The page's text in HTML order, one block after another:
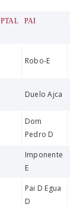
PTAL PAI
Robo-E
Duelo Ajca
Dom
Pedro D
Imponente
E
Pai D Egua
D